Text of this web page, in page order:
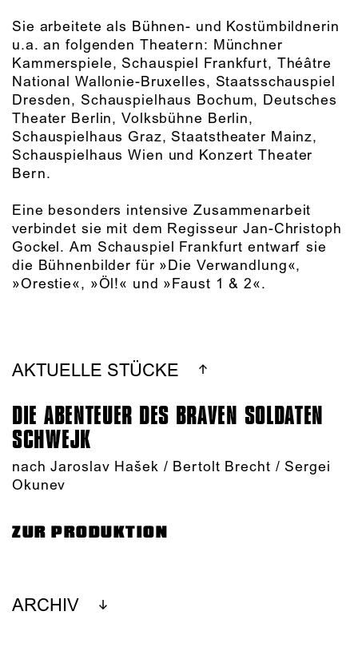
Sie arbeitete als Bühnen- und Kostümbildnerin
u.a. an folgenden Theatern: Münchner
Kammerspiele, Schauspiel Frankfurt, Théâtre
National Wallonie-Bruxelles, Staatsschauspiel
Dresden, Schauspielhaus Bochum, Deutsches
Theater Berlin, Volksbühne Berlin,
Schauspielhaus Graz, Staatstheater Mainz,
Schauspielhaus Wien und Konzert Theater
Bern.
Eine besonders intensive Zusammenarbeit
verbindet sie mit dem Regisseur Jan-Christoph
Gockel. Am Schauspiel Frankfurt entwarf sie
die Bühnenbilder für »Die Verwandlung«,
»Orestie«, »Öl!« und »Faust 1 & 2«.
AKTUELLE STÜCKE
DIE ABENTEUER DES BRAVEN SOLDATEN
SCHWEJK
nach Jaroslav Hašek / Bertolt Brecht / Sergei
Okunev
ZUR PRODUKTION
ARCHIV